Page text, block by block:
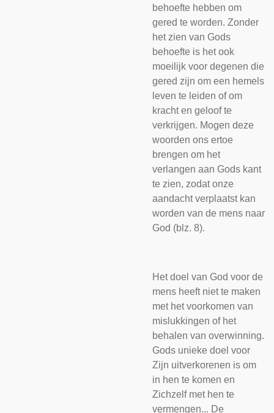
behoefte hebben om
gered te worden. Zonder
het zien van Gods
behoefte is het ook
moeilijk voor degenen die
gered zijn om een hemels
leven te leiden of om
kracht en geloof te
verkrijgen. Mogen deze
woorden ons ertoe
brengen om het
verlangen aan Gods kant
te zien, zodat onze
aandacht verplaatst kan
worden van de mens naar
God (blz. 8).
Het doel van God voor de
mens heeft niet te maken
met het voorkomen van
mislukkingen of het
behalen van overwinning.
Gods unieke doel voor
Zijn uitverkorenen is om
in hen te komen en
Zichzelf met hen te
vermengen... De